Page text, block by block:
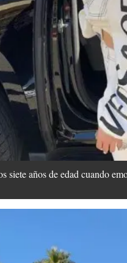
siete años de edad cuando